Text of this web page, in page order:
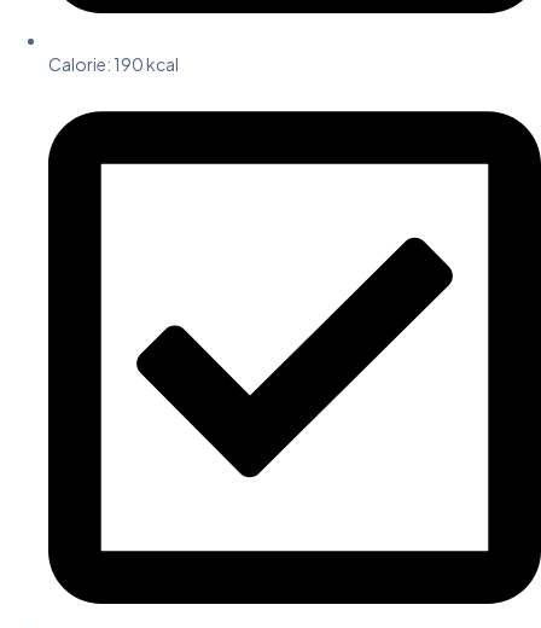
Calorie: 190 kcal​